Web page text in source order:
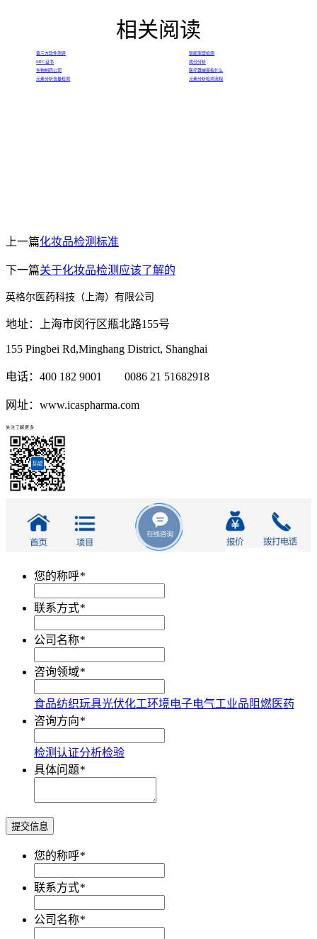
相关阅读
第三方软件测评
智能家居检测
MTC证书
成分分析
生物制药公司
医疗器械是指什么
元素分析含量检测
元素分析检测流程
上一篇化妆品检测标准
下一篇关于化妆品检测应该了解的
英格尔医药科技（上海）有限公司
地址：上海市闵行区瓶北路155号
155 Pingbei Rd,Minghang District, Shanghai
电话：400 182 9001 0086 21 51682918
网址：www.icaspharma.com
关注了解更多
您的称呼*
联系方式*
公司名称*
咨询领域*
食品纺织玩具光伏化工环境电子电气工业品 阻燃医药
咨询方向*
检测认证分析检验
具体问题*
提交信息
您的称呼*
联系方式*
公司名称*